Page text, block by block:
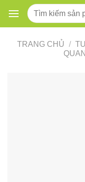
content
Tìm
kiếm:
TRANG CHỦ /